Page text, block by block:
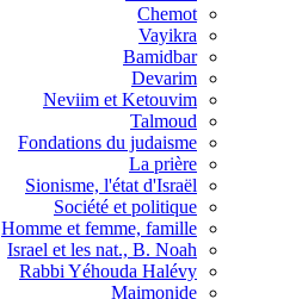
Chemot
Vayikra
Bamidbar
Devarim
Neviim et Ketouvim
Talmoud
Fondations du judaisme
La prière
Sionisme, l'état d'Israël
Société et politique
Homme et femme, famille
Israel et les nat., B. Noah
Rabbi Yéhouda Halévy
Maimonide